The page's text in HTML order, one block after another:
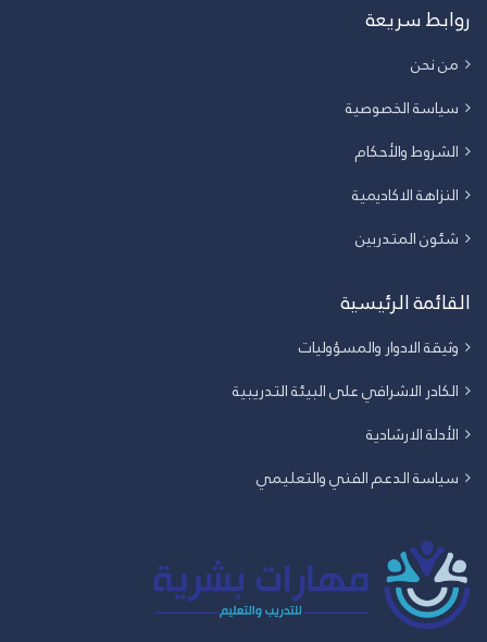
روابط سريعة
من نحن
سياسة الخصوصية
الشروط والأحكام
النزاهة الاكاديمية
شئون المتدربين
القائمة الرئيسية
وثيقة الادوار والمسؤوليات
الكادر الاشرافي على البيئة التدريبية
الأدلة الارشادية
سياسة الدعم الفني والتعليمي